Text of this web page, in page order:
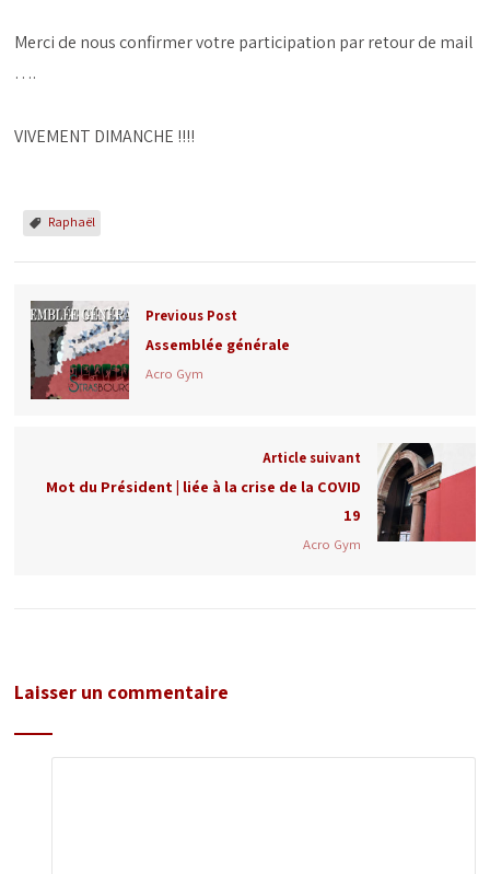
Merci de nous confirmer votre participation par retour de mail
….
VIVEMENT DIMANCHE !!!!
Raphaël
Previous Post
Assemblée générale
Acro Gym
Article suivant
Mot du Président | liée à la crise de la COVID
19
Acro Gym
Laisser un commentaire